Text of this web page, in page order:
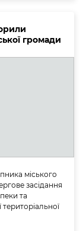
громади
міського
засідання
та